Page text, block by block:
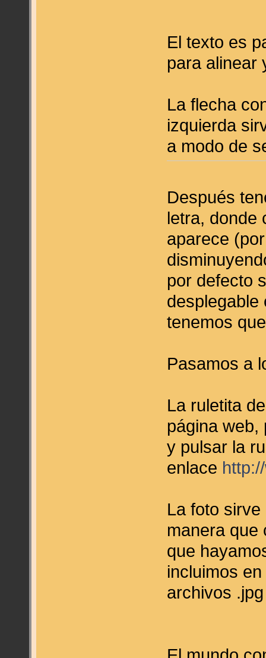
El texto es
para alinear
La flecha
izquierda
a modo de
Después
letra, donde
aparece
por defecto
tenemos
Pasamos a
La ruletita
página web,
y pulsar la
enlace
La foto
manera que
que
incluimos
archivos .jpg